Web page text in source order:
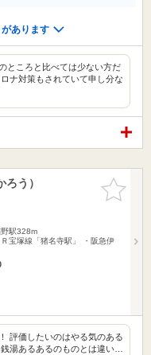
あります
ところと比べては少ない方だ
ナ対策もされていて申し分な
お気に入
りに追加
う）
駅328m
Ｒ宝塚線「猪名寺駅」 ・阪急伊
評価したいのはやる気のある
湯あるあるのものとは違い…